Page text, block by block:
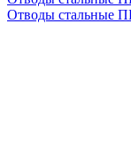
Отводы стальные